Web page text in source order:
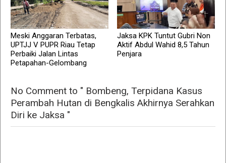
Meski Anggaran Terbatas,
UPTJJ V PUPR Riau Tetap
Perbaiki Jalan Lintas
Petapahan-Gelombang
Jaksa KPK Tuntut Gubri Non
Aktif Abdul Wahid 8,5 Tahun
Penjara
No Comment to " Bombeng, Terpidana Kasus
Perambah Hutan di Bengkalis Akhirnya Serahkan
Diri ke Jaksa "